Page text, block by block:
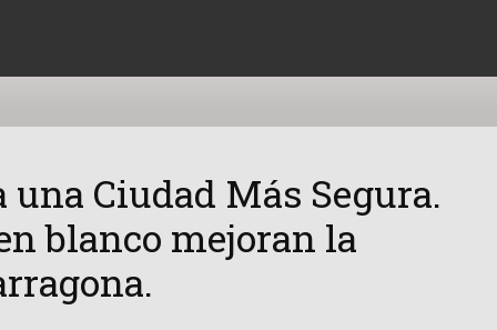
Ciudad Más Segura.
blanco mejoran la